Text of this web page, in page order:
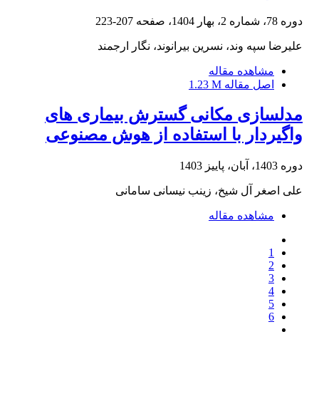
دوره 78، شماره 2، بهار 1404، صفحه 207-223
علیرضا سپه وند، نسرین بیرانوند، نگار ارجمند
مشاهده مقاله
اصل مقاله 1.23 M
مدلسازی مکانی گسترش بیماری های
واگیردار با استفاده از هوش مصنوعی
دوره 1403، آبان، پاییز 1403
علی اصغر آل شیخ، زینب نیسانی سامانی
مشاهده مقاله
1
2
3
4
5
6